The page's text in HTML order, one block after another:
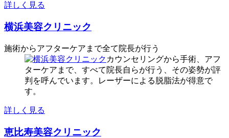
詳しく見る
横浜美容クリニック
施術からアフターケアまで全て院長が行う
カウンセリングから手術、アフ
ターケアまで、すべて院長自らが行う、その姿勢が評
判を呼んでいます。レーザーによる脱脂法が得意で
す。
詳しく見る
恵比寿美容クリニック